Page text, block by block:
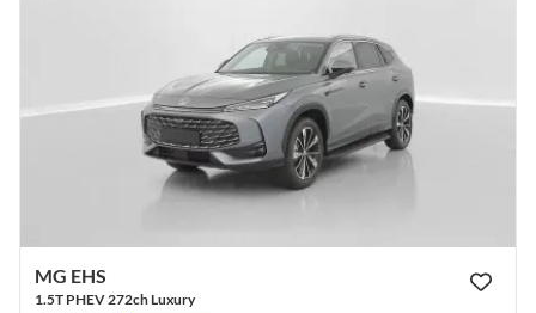
MG EHS
1.5T PHEV 272ch Luxury